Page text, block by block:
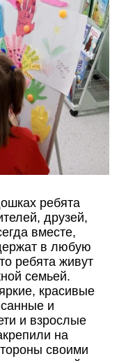
ребята
друзей,
вместе,
в любую
ребята живут
семьей.
красивые
и
и взрослые
на
своими